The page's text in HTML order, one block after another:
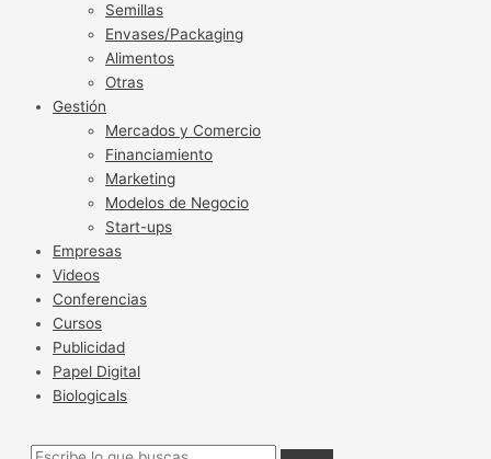
Semillas
Envases/Packaging
Alimentos
Otras
Gestión
Mercados y Comercio
Financiamiento
Marketing
Modelos de Negocio
Start-ups
Empresas
Videos
Conferencias
Cursos
Publicidad
Papel Digital
Biologicals